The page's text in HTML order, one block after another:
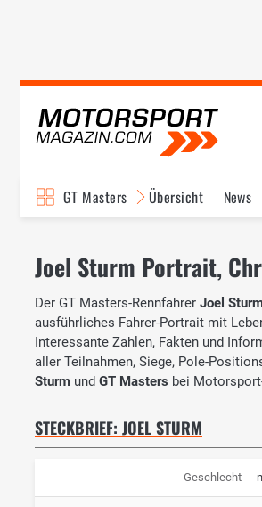
GT Masters Übersicht News
Joel Sturm Portrait,
Der GT Masters-Rennfahrer Joel
ausführliches Fahrer-Portrait mit
Interessante Zahlen, Fakten und
aller Teilnahmen, Siege, Pole-
Sturm und GT Masters bei
STECKBRIEF: JOEL STURM
Geschlecht